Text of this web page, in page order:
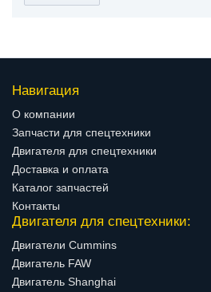
Навигация
О компании
Запчасти для спецтехники
Двигателя для спецтехники
Доставка и оплата
Каталог запчастей
Контакты
Двигателя для спецтехники:
Двигатели Cummins
Двигатель FAW
Двигатель Shanghai